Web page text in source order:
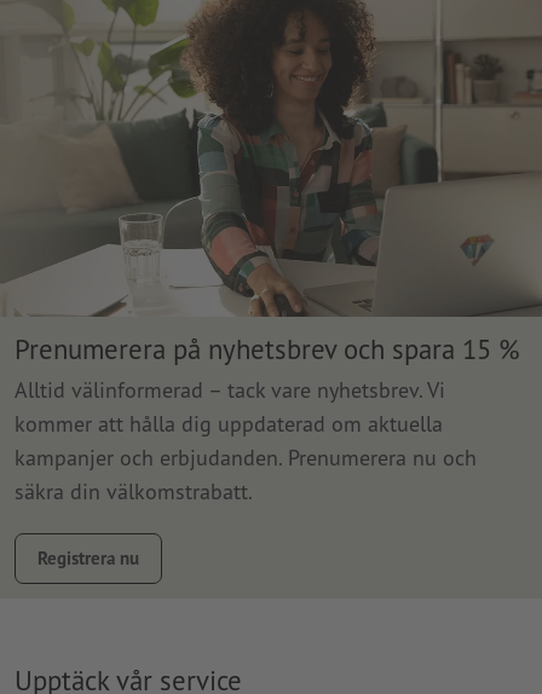
Prenumerera på nyhetsbrev och spara 15 %
Alltid välinformerad – tack vare nyhetsbrev. Vi
kommer att hålla dig uppdaterad om aktuella
kampanjer och erbjudanden. Prenumerera nu och
säkra din välkomstrabatt.
Registrera nu
Upptäck vår service